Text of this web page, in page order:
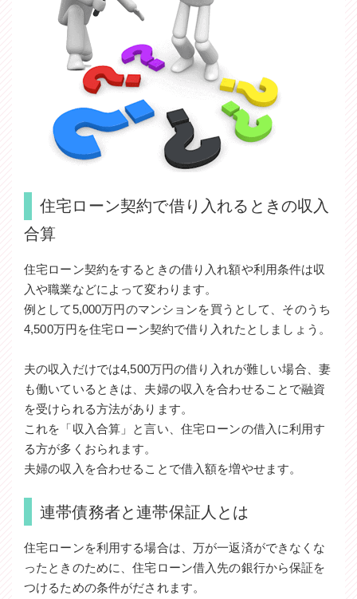
住宅ローン契約で借り入れるときの収入
合算
住宅ローン契約をするときの借り入れ額や利用条件は収
入や職業などによって変わります。
例として5,000万円のマンションを買うとして、そのうち
4,500万円を住宅ローン契約で借り入れたとしましょう。
夫の収入だけでは4,500万円の借り入れが難しい場合、妻
も働いているときは、夫婦の収入を合わせることで融資
を受けられる方法があります。
これを「収入合算」と言い、住宅ローンの借入に利用す
る方が多くおられます。
夫婦の収入を合わせることで借入額を増やせます。
連帯債務者と連帯保証人とは
住宅ローンを利用する場合は、万が一返済ができなくな
ったときのために、住宅ローン借入先の銀行から保証を
つけるための条件がだされます。